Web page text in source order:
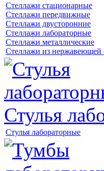
Стеллажи стационарные
Стеллажи передвижные
Стеллажи двусторонние
Стеллажи лабораторные
Стеллажи металлические
Стеллажи из нержавеющей
Стулья
Стулья лабораторные